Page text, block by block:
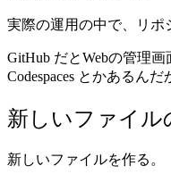
実際の運用の中で、リポ
GitHub だとWebの管理
Codespaces とかあるん
新しいファイル
新しいファイルを作る。